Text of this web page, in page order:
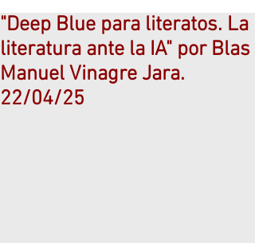
"Deep Blue para literatos. La
literatura ante la IA" por Blas
Manuel Vinagre Jara.
22/04/25